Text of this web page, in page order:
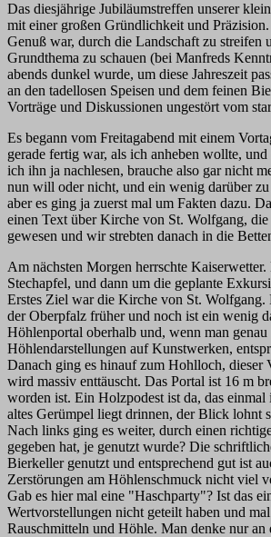
Das diesjährige Jubiläumstreffen unserer
mit einer großen Gründlichkeit und
Genuß war, durch die Landschaft zu streifen
Grundthema zu schauen (bei Manfreds
abends dunkel wurde, um diese Jahreszeit
an den tadellosen Speisen und dem feinen
Vorträge und Diskussionen ungestört vom
Es begann vom Freitagabend mit einem
gerade fertig war, als ich anheben wollte,
ich ihn ja nachlesen, brauche also gar nicht
nun will oder nicht, und ein wenig darüber
aber es ging ja zuerst mal um Fakten dazu.
einen Text über Kirche von St. Wolfgang,
gewesen und wir strebten danach in die
Am nächsten Morgen herrschte
Stechapfel, und dann um die geplante
Erstes Ziel war die Kirche von St. Wolfgang.
der Oberpfalz früher und noch ist ein wenig
Höhlenportal oberhalb und, wenn man
Höhlendarstellungen auf Kunstwerken,
Danach ging es hinauf zum Hohlloch, dieser
wird massiv enttäuscht. Das Portal ist 16 m
worden ist. Ein Holzpodest ist da, das
altes Gerümpel liegt drinnen, der Blick lohnt
Nach links ging es weiter, durch einen
gegeben hat, je genutzt wurde? Die
Bierkeller genutzt und entsprechend gut ist
Zerstörungen am Höhlenschmuck nicht viel
Gab es hier mal eine "Haschparty"? Ist das
Wertvorstellungen nicht geteilt haben und
Rauschmitteln und Höhle. Man denke nur